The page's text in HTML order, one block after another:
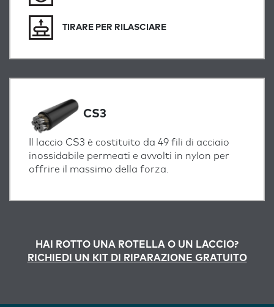
TIRARE PER RILASCIARE
CS3
Il laccio CS3 è costituito da 49 fili di acciaio
inossidabile permeati e avvolti in nylon per
offrire il massimo della forza.
HAI ROTTO UNA ROTELLA O UN LACCIO?
RICHIEDI UN KIT DI RIPARAZIONE GRATUITO